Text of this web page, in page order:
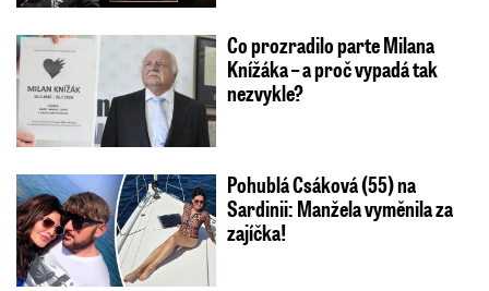
Co prozradilo parte Milana
Knížáka – a proč vypadá tak
nezvykle?
Pohublá Csáková (55) na
Sardinii: Manžela vyměnila za
zajíčka!